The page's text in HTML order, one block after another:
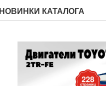
НОВИНКИ КАТАЛОГА